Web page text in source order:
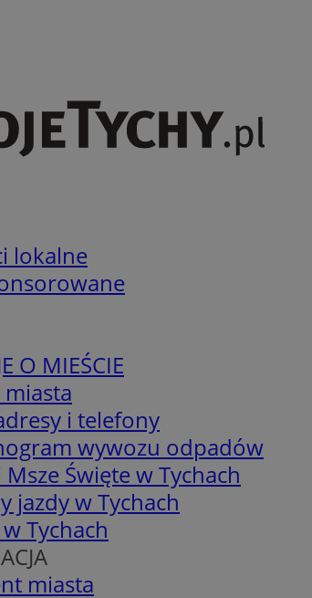
lokalne
O MIEŚCIE
i telefony
wywozu odpadów
Msze Święte w Tychach
jazdy w Tychach
Tychach
miasta